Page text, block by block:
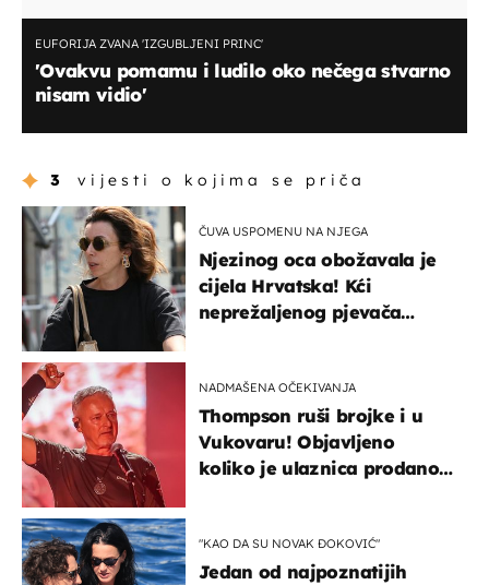
EUFORIJA ZVANA 'IZGUBLJENI PRINC'
'Ovakvu pomamu i ludilo oko nečega stvarno
nisam vidio'
3 vijesti o kojima se priča
ČUVA USPOMENU NA NJEGA
Njezinog oca obožavala je
cijela Hrvatska! Kći
neprežaljenog pjevača
NADMAŠENA OČEKIVANJA
Thompson ruši brojke i u
Vukovaru! Objavljeno
koliko je ulaznica prodano
"KAO DA SU NOVAK ĐOKOVIĆ"
Jedan od najpoznatijih